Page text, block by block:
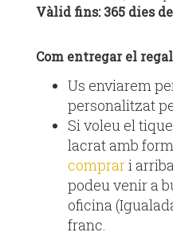
Vàlid fins: 365 dies
Com entregar el
Us enviarem
personalitzat
Si voleu el
lacrat amb
comprari
podeu venir a
oficina
franc.